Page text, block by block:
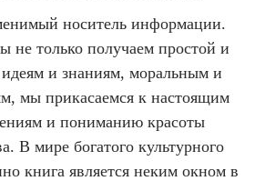
носитель информации.
не только получаем простой и
и знаниям, моральным и
мы прикасаемся к настоящим
и пониманию красоты
В мире богатого культурного
книга является неким окном в